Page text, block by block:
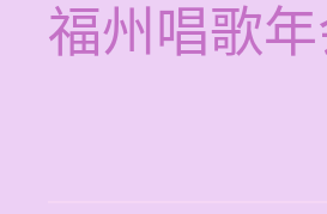
福州唱歌